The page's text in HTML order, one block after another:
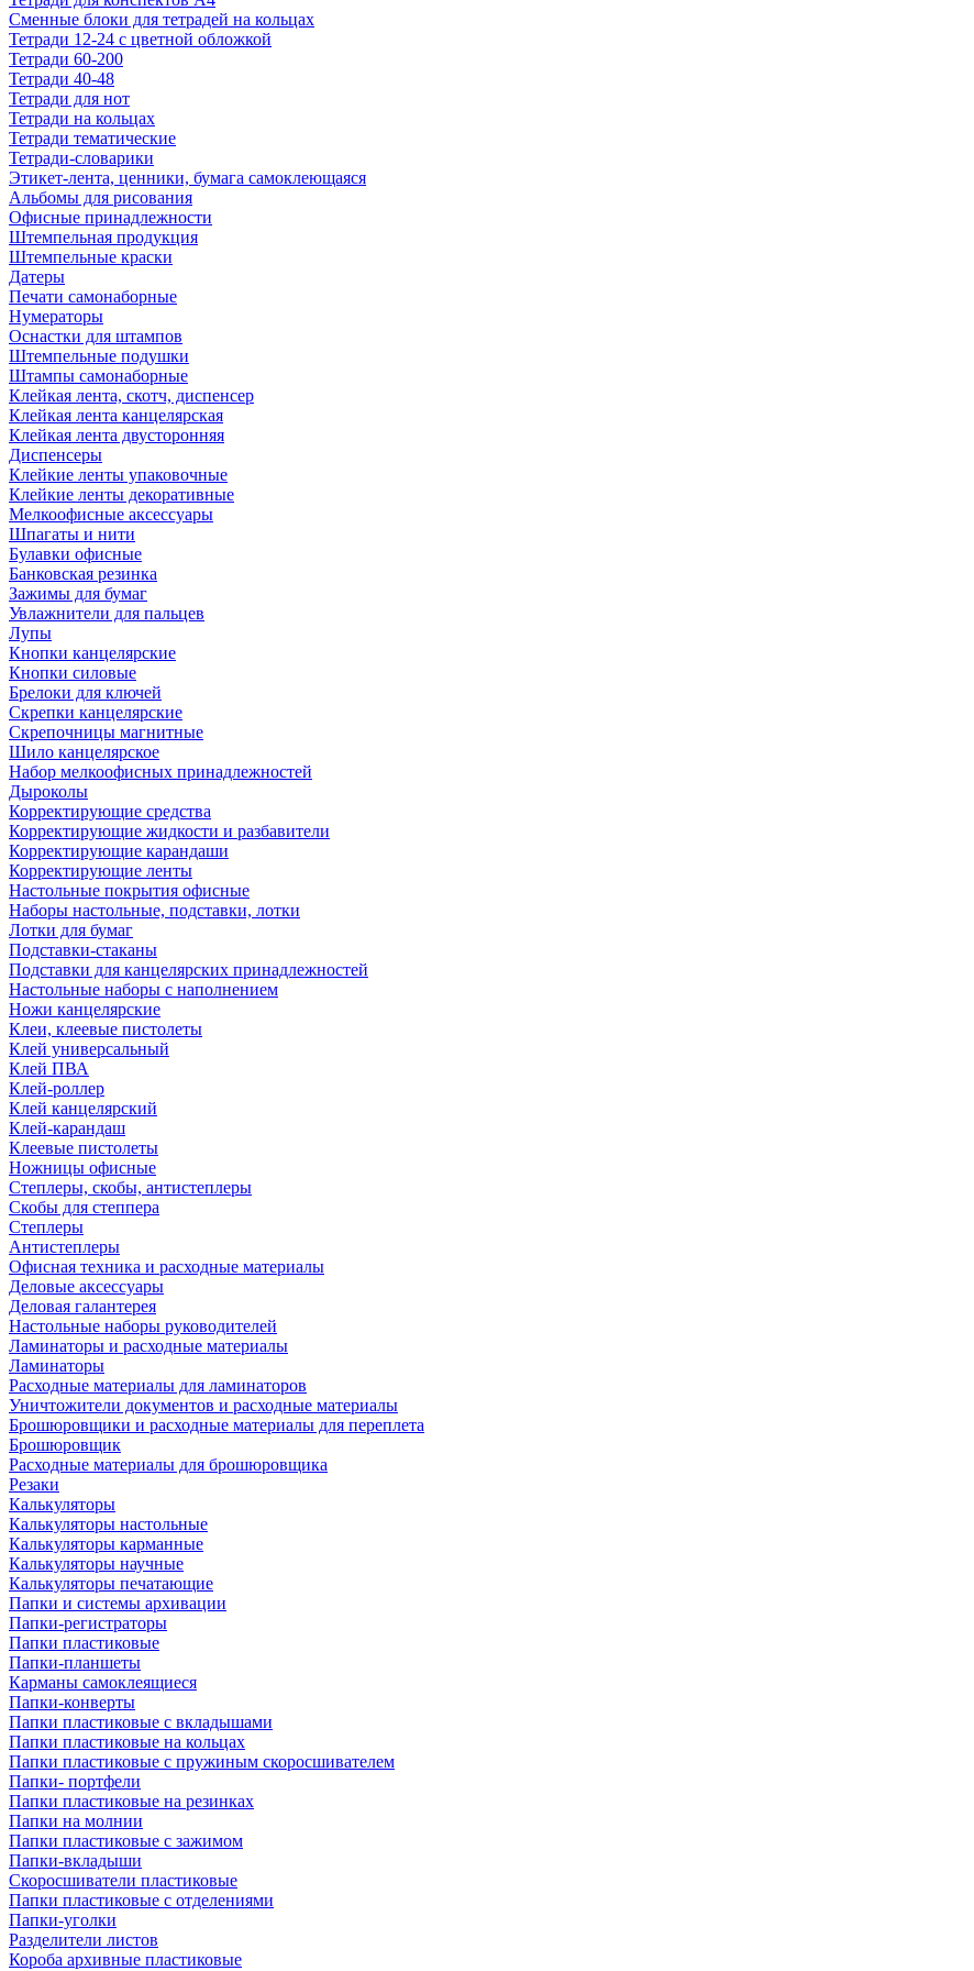
Сменные блоки для тетрадей на кольцах
Тетради 12-24 с цветной обложкой
Тетради 60-200
Тетради 40-48
Тетради для нот
Тетради на кольцах
Тетради тематические
Тетради-словарики
Этикет-лента, ценники, бумага самоклеющаяся
Альбомы для рисования
Офисные принадлежности
Штемпельная продукция
Штемпельные краски
Датеры
Печати самонаборные
Нумераторы
Оснастки для штампов
Штемпельные подушки
Штампы самонаборные
Клейкая лента, скотч, диспенсер
Клейкая лента канцелярская
Клейкая лента двусторонняя
Диспенсеры
Клейкие ленты упаковочные
Клейкие ленты декоративные
Мелкоофисные аксессуары
Шпагаты и нити
Булавки офисные
Банковская резинка
Зажимы для бумаг
Увлажнители для пальцев
Лупы
Кнопки канцелярские
Кнопки силовые
Брелоки для ключей
Скрепки канцелярские
Скрепочницы магнитные
Шило канцелярское
Набор мелкоофисных принадлежностей
Дыроколы
Корректирующие средства
Корректирующие жидкости и разбавители
Корректирующие карандаши
Корректирующие ленты
Настольные покрытия офисные
Наборы настольные, подставки, лотки
Лотки для бумаг
Подставки-стаканы
Подставки для канцелярских принадлежностей
Настольные наборы с наполнением
Ножи канцелярские
Клеи, клеевые пистолеты
Клей универсальный
Клей ПВА
Клей-роллер
Клей канцелярский
Клей-карандаш
Клеевые пистолеты
Ножницы офисные
Степлеры, скобы, антистеплеры
Скобы для степпера
Степлеры
Антистеплеры
Офисная техника и расходные материалы
Деловые аксессуары
Деловая галантерея
Настольные наборы руководителей
Ламинаторы и расходные материалы
Ламинаторы
Расходные материалы для ламинаторов
Уничтожители документов и расходные материалы
Брошюровщики и расходные материалы для переплета
Брошюровщик
Расходные материалы для брошюровщика
Резаки
Калькуляторы
Калькуляторы настольные
Калькуляторы карманные
Калькуляторы научные
Калькуляторы печатающие
Папки и системы архивации
Папки-регистраторы
Папки пластиковые
Папки-планшеты
Карманы самоклеящиеся
Папки-конверты
Папки пластиковые с вкладышами
Папки пластиковые на кольцах
Папки пластиковые с пружиным скоросшивателем
Папки- портфели
Папки пластиковые на резинках
Папки на молнии
Папки пластиковые с зажимом
Папки-вкладыши
Скоросшиватели пластиковые
Папки пластиковые с отделениями
Папки-уголки
Разделители листов
Короба архивные пластиковые